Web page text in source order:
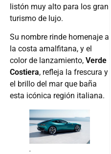
listón muy alto para los gran
turismo de lujo.
Su nombre rinde homenaje a
la costa amalfitana, y el
color de lanzamiento, Verde
Costiera, refleja la frescura y
el brillo del mar que baña
esta icónica región italiana.
.